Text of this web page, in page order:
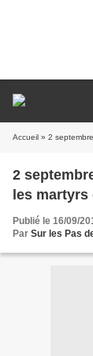
Accueil » 2
2
les
Publié le 16/09/
Par Sur les Pas